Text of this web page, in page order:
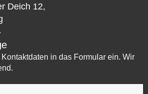
Deich 12,
in das Formular ein. Wir